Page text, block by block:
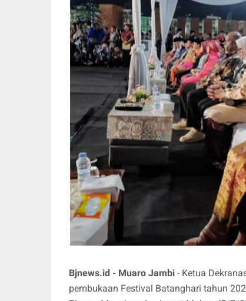
Bjnews.id - Muaro Jambi - Ketua
pembukaan Festival Batanghari tahun